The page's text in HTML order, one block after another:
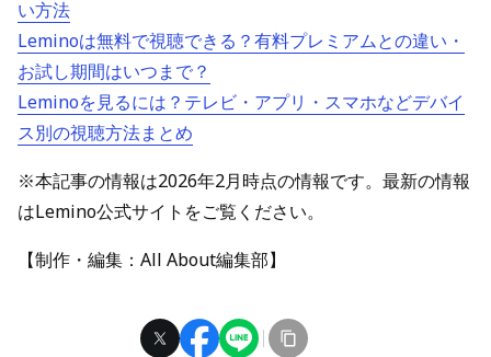
い方法
Leminoは無料で視聴できる？有料プレミアムとの違い・
お試し期間はいつまで？
Leminoを見るには？テレビ・アプリ・スマホなどデバイ
ス別の視聴方法まとめ
※本記事の情報は2026年2月時点の情報です。最新の情報
はLemino公式サイトをご覧ください。
【制作・編集：All About編集部】